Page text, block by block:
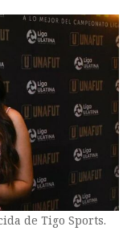
de Tigo Sports.